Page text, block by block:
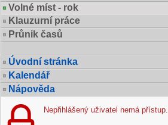
Volné míst - rok
Klauzurní práce
Průnik časů
Úvodní stránka
Kalendář
Nápověda
Nepřihlášený uživatel nemá přístup.